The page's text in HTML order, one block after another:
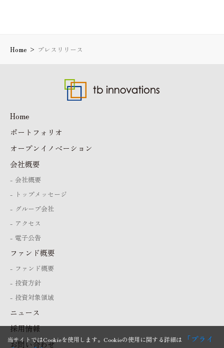
当サイトではCookieを使用します。Cookieの使用に関する詳細は
「プライ
Home > プレスリリース
Home
ポートフォリオ
オープンイノベーション
会社概要
会社概要
トップメッセージ
グループ会社
アクセス
電子公告
ファンド概要
ファンド概要
投資方針
投資対象領域
ニュース
採用情報
お問い合わせ